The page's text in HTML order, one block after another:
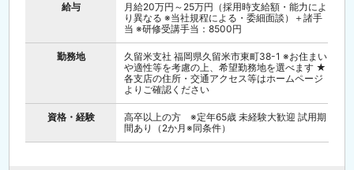
給与
月給20万円～25万円（採用時支給額・能力によ
り異なる ※当社規程による・委細面談）＋諸手
当 ※研修受講手当：8500円
勤務地
久留米支社 福岡県久留米市東町38-1 ※お住まい
や適性等を考慮の上、希望勤務地を選べます ★
各支店の住所・交通アクセス等はホームページ
よりご確認ください
資格・経験
高卒以上の方 ※定年65歳 未経験大歓迎 試用期
間あり（2か月※同条件）